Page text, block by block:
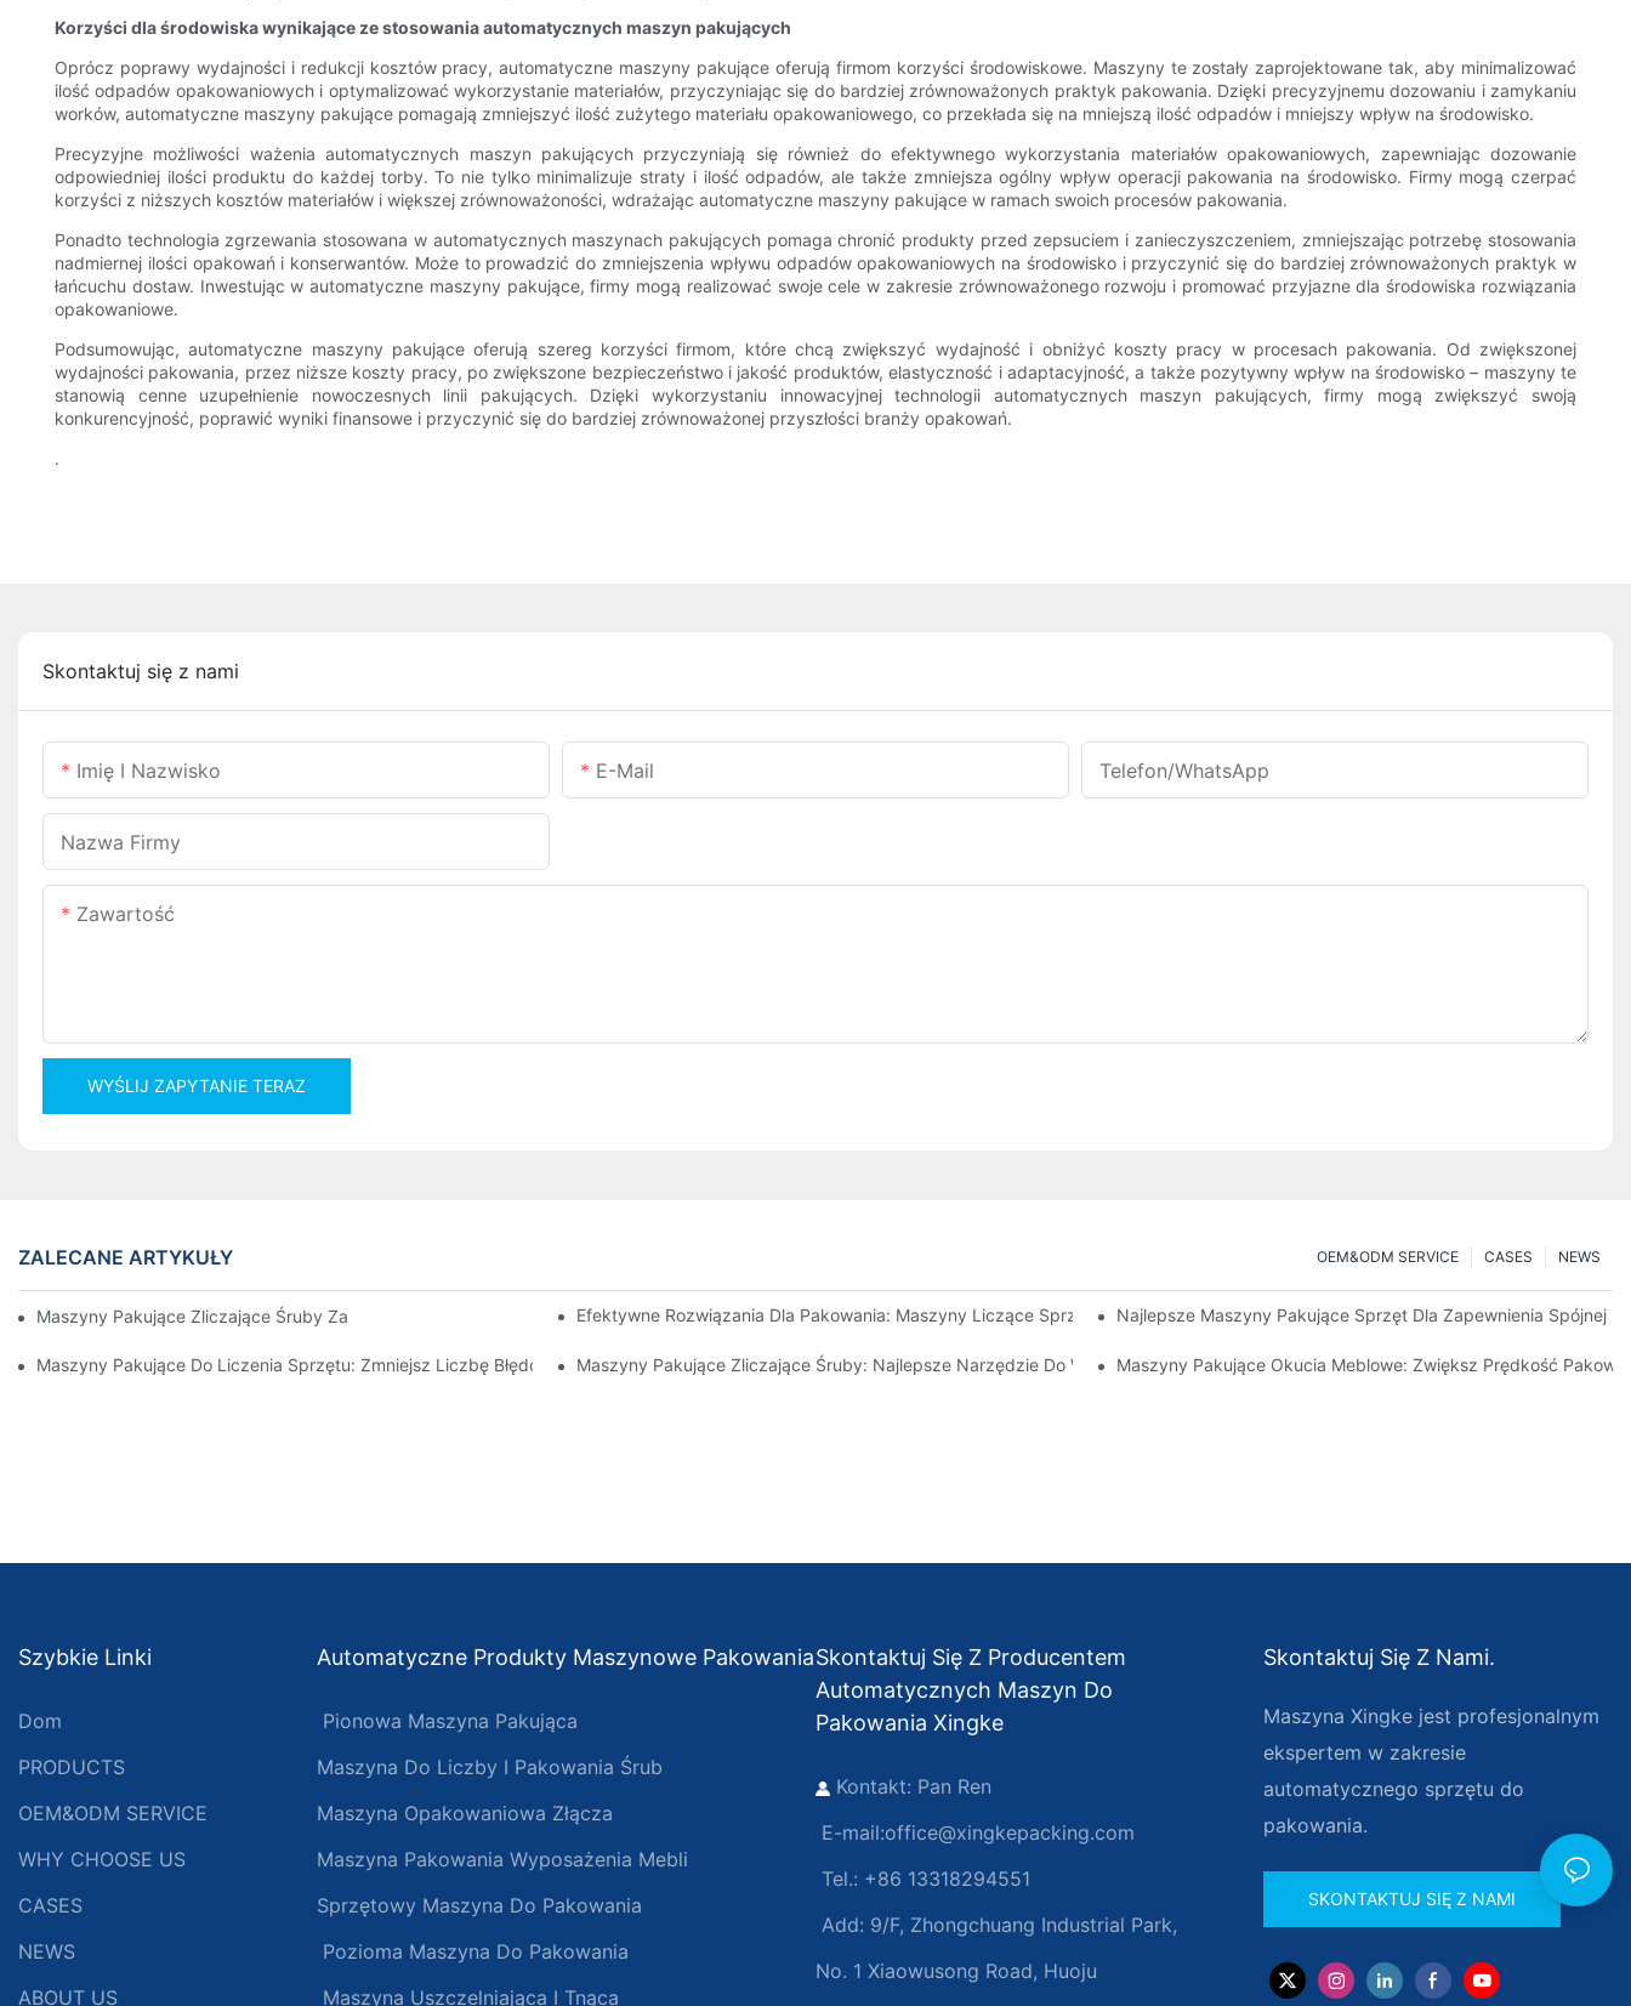
Korzyści dla środowiska wynikające ze stosowania automatycznych maszyn pakujących
Oprócz poprawy wydajności i redukcji kosztów pracy, automatyczne maszyny pakujące oferują firmom korzyści środowiskowe. Maszyny te zostały zaprojektowane tak, aby minimalizować
ilość odpadów opakowaniowych i optymalizować wykorzystanie materiałów, przyczyniając się do bardziej zrównoważonych praktyk pakowania. Dzięki precyzyjnemu dozowaniu i zamykaniu
worków, automatyczne maszyny pakujące pomagają zmniejszyć ilość zużytego materiału opakowaniowego, co przekłada się na mniejszą ilość odpadów i mniejszy wpływ na środowisko.
Precyzyjne możliwości ważenia automatycznych maszyn pakujących przyczyniają się również do efektywnego wykorzystania materiałów opakowaniowych, zapewniając dozowanie
odpowiedniej ilości produktu do każdej torby. To nie tylko minimalizuje straty i ilość odpadów, ale także zmniejsza ogólny wpływ operacji pakowania na środowisko. Firmy mogą czerpać
korzyści z niższych kosztów materiałów i większej zrównoważoności, wdrażając automatyczne maszyny pakujące w ramach swoich procesów pakowania.
Ponadto technologia zgrzewania stosowana w automatycznych maszynach pakujących pomaga chronić produkty przed zepsuciem i zanieczyszczeniem, zmniejszając potrzebę stosowania
nadmiernej ilości opakowań i konserwantów. Może to prowadzić do zmniejszenia wpływu odpadów opakowaniowych na środowisko i przyczynić się do bardziej zrównoważonych praktyk w
łańcuchu dostaw. Inwestując w automatyczne maszyny pakujące, firmy mogą realizować swoje cele w zakresie zrównoważonego rozwoju i promować przyjazne dla środowiska rozwiązania
opakowaniowe.
Podsumowując, automatyczne maszyny pakujące oferują szereg korzyści firmom, które chcą zwiększyć wydajność i obniżyć koszty pracy w procesach pakowania. Od zwiększonej
wydajności pakowania, przez niższe koszty pracy, po zwiększone bezpieczeństwo i jakość produktów, elastyczność i adaptacyjność, a także pozytywny wpływ na środowisko – maszyny te
stanowią cenne uzupełnienie nowoczesnych linii pakujących. Dzięki wykorzystaniu innowacyjnej technologii automatycznych maszyn pakujących, firmy mogą zwiększyć swoją
konkurencyjność, poprawić wyniki finansowe i przyczynić się do bardziej zrównoważonej przyszłości branży opakowań.
.
Skontaktuj się z nami
Imię I Nazwisko E-Mail Telefon/WhatsApp
Nazwa Firmy
Zawartość
WYŚLIJ ZAPYTANIE TERAZ
ZALECANE ARTYKUŁY NEWS
CASES
OEM&ODM SERVICE
Maszyny Pakujące Zliczające Śruby Zapewniające Niezawodne I Szybkie WynikiEfektywne Rozwiązania Dla Pakowania: Maszyny Liczące Sprzęt Najlepsze Maszyny Pakujące Sprzęt Dla Zapewnienia Spójnej
Maszyny Pakujące Do Liczenia Sprzętu: Zmniejsz Liczbę Błędów I Zwiększ WydajnośćMaszyny Pakujące Zliczające Śruby: Najlepsze Narzędzie Do Wydajnego PakowaniaMaszyny Pakujące Okucia Meblowe: Zwiększ Prędkość
Szybkie Linki
Dom
PRODUCTS
OEM&ODM SERVICE
WHY CHOOSE US
CASES
NEWS
ABOUT US
Automatyczne Produkty Maszynowe Pakowania
Pionowa Maszyna Pakująca
Maszyna Do Liczby I Pakowania Śrub
Maszyna Opakowaniowa Złącza
Maszyna Pakowania Wyposażenia Mebli
Sprzętowy Maszyna Do Pakowania
Pozioma Maszyna Do Pakowania
Maszyna Uszczelniająca I Tnąca
Skontaktuj Się Z Producentem
Automatycznych Maszyn Do
Pakowania Xingke
Kontakt: Pan Ren
E-mail:office@xingkepacking.com
Tel.: +86 13318294551
Add: 9/F, Zhongchuang Industrial Park,
No. 1 Xiaowusong Road, Huoju
Skontaktuj Się Z Nami.
Maszyna Xingke jest profesjonalnym
ekspertem w zakresie
automatycznego sprzętu do
pakowania.
SKONTAKTUJ SIĘ Z NAMI